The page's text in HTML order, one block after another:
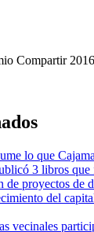
Compartir
lo que
3 libros que
de proyectos de
del
vecinales